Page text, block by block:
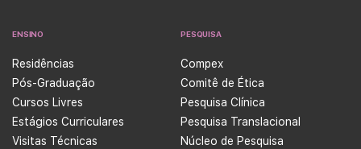
ENSINO
Residências
Pós-Graduação
Cursos Livres
Estágios Curriculares
Visitas Técnicas
PESQUISA
Compex
Comitê de Ética
Pesquisa Clínica
Pesquisa Translacional
Núcleo de Pesquisa